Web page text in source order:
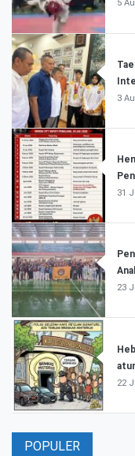
5
3
31
23
22
POPULER